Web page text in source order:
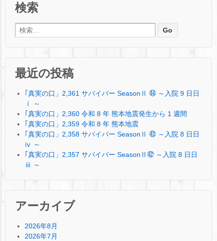
検索
検索:
最近の投稿
｢真実の口」2,361 サバイバー SeasonⅡ ㊹ ～入院 9 日日
ⅰ ～
｢真実の口」2,360 令和 8 年 熊本地震発生から 1 週間
｢真実の口」2,359 令和 8 年 熊本地震
｢真実の口」2,358 サバイバー SeasonⅡ ㊸ ～入院 8 日日
ⅳ ～
｢真実の口」2,357 サバイバー SeasonⅡ㊷ ～入院 8 日日
ⅲ ～
アーカイブ
2026年8月
2026年7月